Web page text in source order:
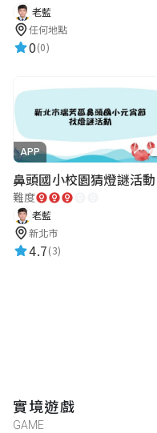
老藍
任何地點
0(0)
APP
鼻頭國小校園猜燈謎活動
難度
老藍
新北市
4.7(3)
實境遊戲
GAME